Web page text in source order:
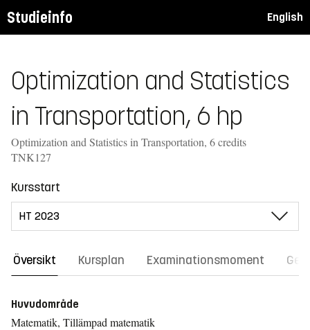
Studieinfo English
Optimization and Statistics
in Transportation, 6 hp
Optimization and Statistics in Transportation, 6 credits
TNK127
Kursstart
Översikt Kursplan Examinationsmoment
Huvudområde
Matematik, Tillämpad matematik